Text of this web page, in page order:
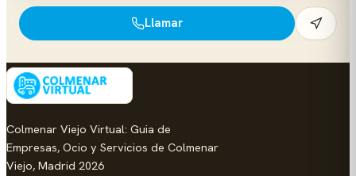
Llamar
Colmenar Viejo Virtual: Guia de
Empresas, Ocio y Servicios de Colmenar
Viejo, Madrid 2026